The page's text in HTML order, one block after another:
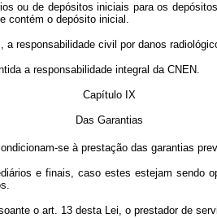
ou de depósitos iniciais para os
contém o depósito inicial.
responsabilidade civil por danos
a responsabilidade integral da CNEN.
Capítulo IX
Das Garantias
se à prestação das garantias
e finais, caso estes estejam sendo
o art. 13 desta Lei, o prestador de